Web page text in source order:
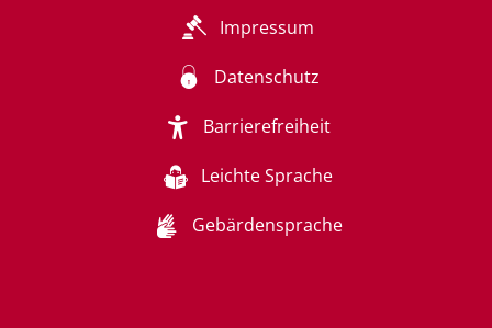
Impressum
Datenschutz
Barrierefreiheit
Leichte Sprache
Gebärdensprache